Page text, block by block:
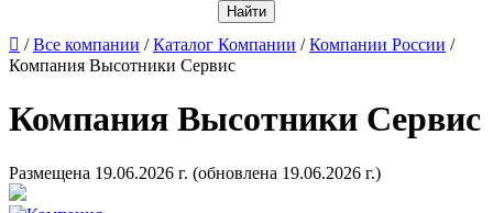
 /Все компании /Каталог Компании /Компании России /
Компания Высотники Сервис
Компания Высотники Сервис
Размещена 19.06.2026 г. (обновлена 19.06.2026 г.)